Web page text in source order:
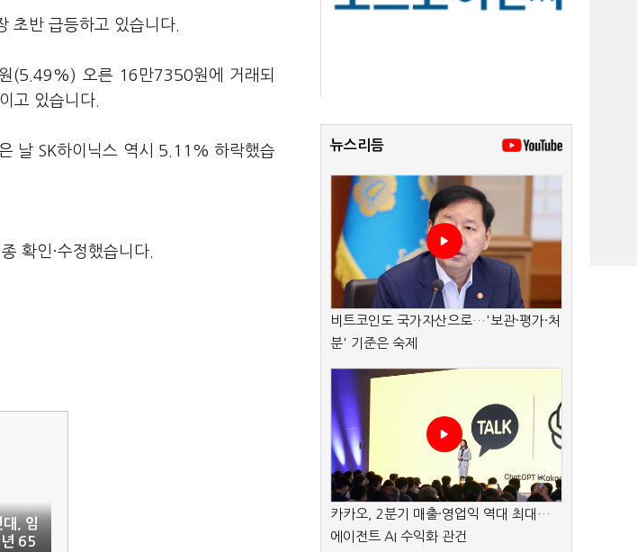
초반 급등하고 있습니다.
(5.49%) 오른 16만7350원에 거래되
고 있습니다.
날 SK하이닉스 역시 5.11% 하락했습
확인·수정했습니다.
대, 임
65
뉴스리듬
비트코인도 국가자산으로…'보관·평가·처
분' 기준은 숙제
카카오, 2분기 매출·영업익 역대 최대…
에이전트 AI 수익화 관건